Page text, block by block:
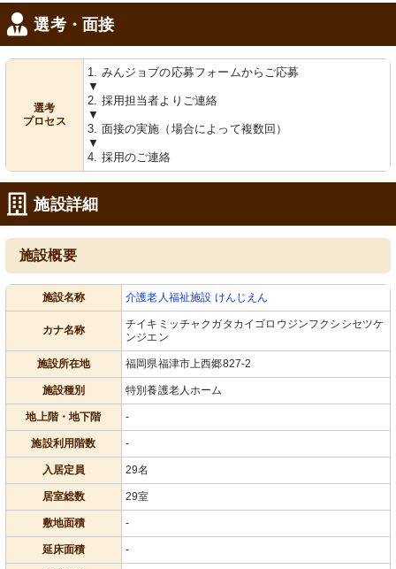
選考・面接
選考
プロセス
1. みんジョブの応募フォームからご応募
▼
2. 採用担当者よりご連絡
▼
3. 面接の実施（場合によって複数回）
▼
4. 採用のご連絡
施設詳細
施設概要
施設名称 介護老人福祉施設 けんじえん
カナ名称
チイキミッチャクガタカイゴロウジンフクシシセツケ
ンジエン
施設所在地 福岡県福津市上西郷827-2
施設種別 特別養護老人ホーム
地上階・地下階 -
施設利用階数 -
入居定員 29名
居室総数 29室
敷地面積 -
延床面積 -